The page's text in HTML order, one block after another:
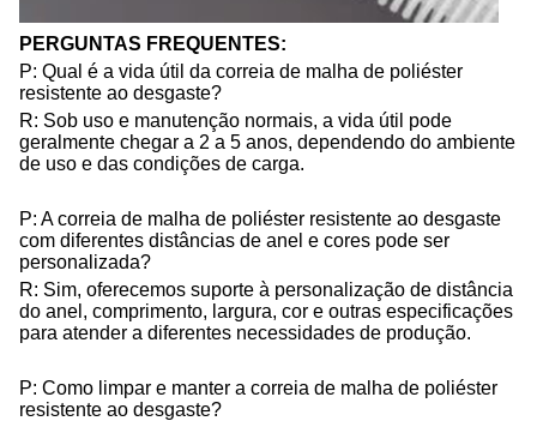
PERGUNTAS FREQUENTES:
P: Qual é a vida útil da correia de malha de poliéster
resistente ao desgaste?
R: Sob uso e manutenção normais, a vida útil pode
geralmente chegar a 2 a 5 anos, dependendo do ambiente
de uso e das condições de carga.
P: A correia de malha de poliéster resistente ao desgaste
com diferentes distâncias de anel e cores pode ser
personalizada?
R: Sim, oferecemos suporte à personalização de distância
do anel, comprimento, largura, cor e outras especificações
para atender a diferentes necessidades de produção.
P: Como limpar e manter a correia de malha de poliéster
resistente ao desgaste?